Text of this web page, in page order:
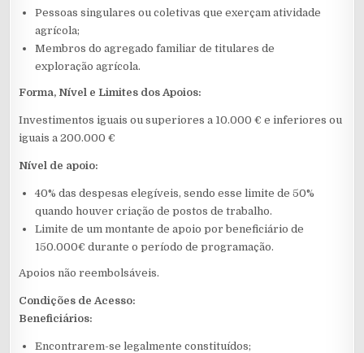
Pessoas singulares ou coletivas que exerçam atividade
agrícola;
Membros do agregado familiar de titulares de
exploração agrícola.
Forma, Nível e Limites dos Apoios:
Investimentos iguais ou superiores a 10.000 € e inferiores ou
iguais a 200.000 €
Nível de apoio:
40% das despesas elegíveis, sendo esse limite de 50%
quando houver criação de postos de trabalho.
Limite de um montante de apoio por beneficiário de
150.000€ durante o período de programação.
Apoios não reembolsáveis.
Condições de Acesso:
Beneficiários:
Encontrarem-se legalmente constituídos;